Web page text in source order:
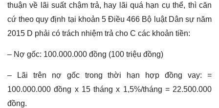
thuận về lãi suất chậm trả, hay lãi quá hạn cụ thể, thì căn
cứ theo quy định tại khoản 5 Điều 466 Bộ luật Dân sự năm
2015 D phải có trách nhiệm trả cho C các khoản tiền:
– Nợ gốc: 100.000.000 đồng (100 triệu đồng)
– Lãi trên nợ gốc trong thời hạn hợp đồng vay: =
100.000.000 đồng x 15 tháng x 1,5%/tháng = 22.500.000
đồng.